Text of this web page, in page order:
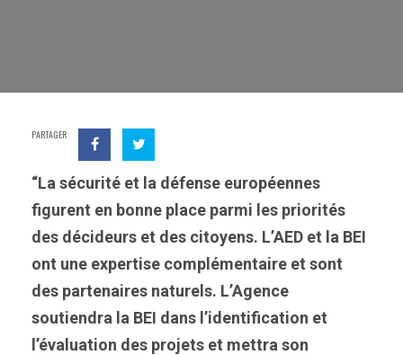
PARTAGER
“La sécurité et la défense européennes
figurent en bonne place parmi les priorités
des décideurs et des citoyens. L’AED et la BEI
ont une expertise complémentaire et sont
des partenaires naturels. L’Agence
soutiendra la BEI dans l’identification et
l’évaluation des projets et mettra son